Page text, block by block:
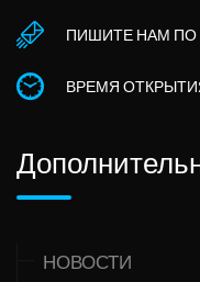
ПИШИТЕ НАМ ПО
ВРЕМЯ
НОВОСТИ